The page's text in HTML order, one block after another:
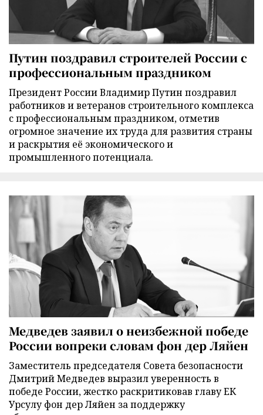
Путин поздравил строителей России с
профессиональным праздником
Президент России Владимир Путин поздравил
работников и ветеранов строительного комплекса
с профессиональным праздником, отметив
огромное значение их труда для развития страны
и раскрытия её экономического и
промышленного потенциала.
Медведев заявил о неизбежной победе
России вопреки словам фон дер Ляйен
Заместитель председателя Совета безопасности
Дмитрий Медведев выразил уверенность в
победе России, жестко раскритиковав главу ЕК
Урсулу фон дер Ляйен за поддержку